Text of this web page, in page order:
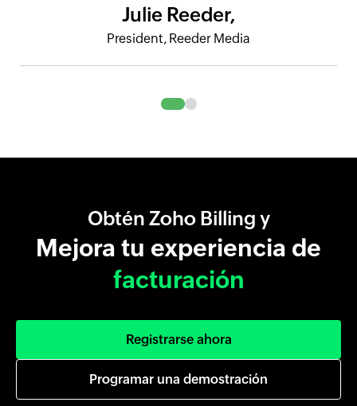
Julie Reeder,
President, Reeder Media
Obtén Zoho Billing y
Mejora tu experiencia de
facturación
Registrarse ahora
Programar una demostración